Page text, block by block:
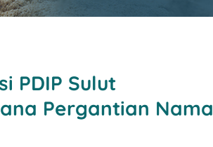
PDIP Sulut
Pergantian Nama